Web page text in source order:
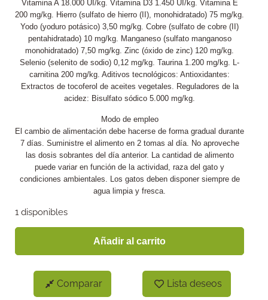
Vitamina A 18.000 UI/kg. Vitamina D3 1.450 UI/kg. Vitamina E
200 mg/kg. Hierro (sulfato de hierro (II), monohidratado) 75 mg/kg.
Yodo (yoduro potásico) 3,50 mg/kg. Cobre (sulfato de cobre (II)
pentahidratado) 10 mg/kg. Manganeso (sulfato manganoso
monohidratado) 7,50 mg/kg. Zinc (óxido de zinc) 120 mg/kg.
Selenio (selenito de sodio) 0,12 mg/kg. Taurina 1.200 mg/kg. L-
carnitina 200 mg/kg. Aditivos tecnológicos: Antioxidantes:
Extractos de tocoferol de aceites vegetales. Reguladores de la
acidez: Bisulfato sódico 5.000 mg/kg.
Modo de empleo
El cambio de alimentación debe hacerse de forma gradual durante
7 días. Suministre el alimento en 2 tomas al día. No aproveche
las dosis sobrantes del día anterior. La cantidad de alimento
puede variar en función de la actividad, raza del gato y
condiciones ambientales. Los gatos deben disponer siempre de
agua limpia y fresca.
1 disponibles
Añadir al carrito
Comparar Lista deseos